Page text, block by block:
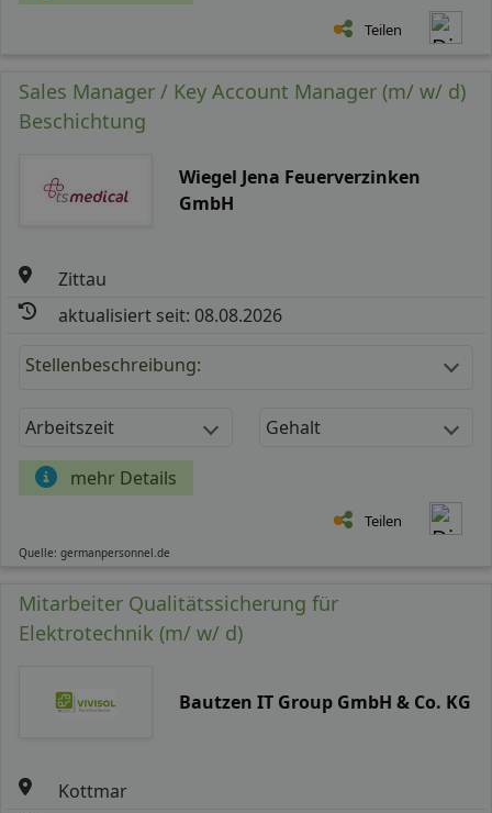
Teilen
Sales Manager / Key Account Manager (m/ w/ d)
Beschichtung
Wiegel Jena Feuerverzinken
GmbH
Zittau
aktualisiert seit: 08.08.2026
Stellenbeschreibung:
Arbeitszeit Gehalt
mehr Details
Teilen
Quelle: germanpersonnel.de
Mitarbeiter Qualitätssicherung für
Elektrotechnik (m/ w/ d)
Bautzen IT Group GmbH & Co. KG
Kottmar